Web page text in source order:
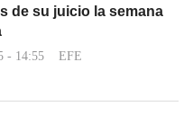
de su juicio la semana
- 14:55 EFE